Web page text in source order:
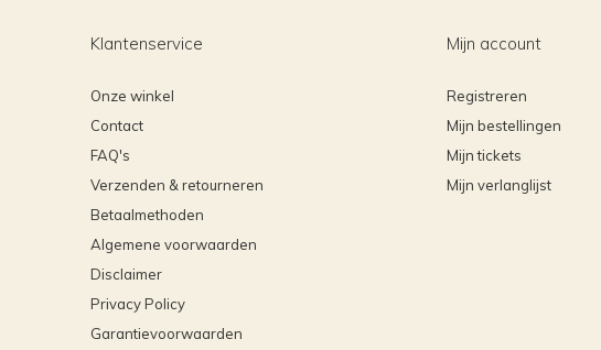
Klantenservice
Onze winkel
Contact
FAQ's
Verzenden & retourneren
Betaalmethoden
Algemene voorwaarden
Disclaimer
Privacy Policy
Garantievoorwaarden
Mijn account
Registreren
Mijn bestellingen
Mijn tickets
Mijn verlanglijst